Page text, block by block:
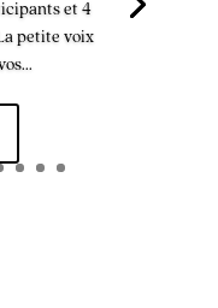
et 4
petite voix